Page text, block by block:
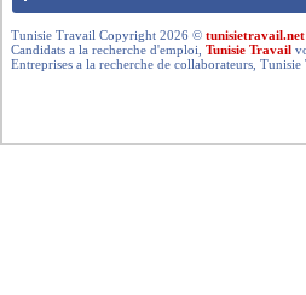
Tunisie Travail Copyright 2026 ©tunisietravail.net
Candidats a la recherche d'emploi,Tunisie Travail
Entreprises a la recherche de collaborateurs,